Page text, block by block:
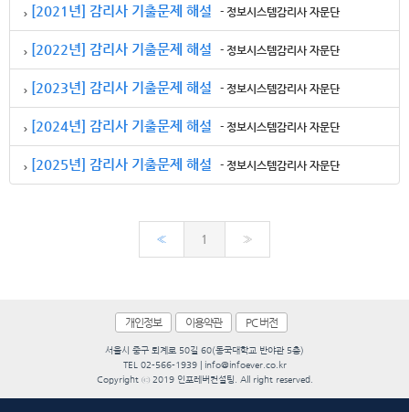
[2021년] 감리사 기출문제 해설 - 정보시스템감리사 자문단
[2022년] 감리사 기출문제 해설 - 정보시스템감리사 자문단
[2023년] 감리사 기출문제 해설 - 정보시스템감리사 자문단
[2024년] 감리사 기출문제 해설 - 정보시스템감리사 자문단
[2025년] 감리사 기출문제 해설 - 정보시스템감리사 자문단
« 1 »
개인정보 이용약관 PC 버전
서울시 중구 퇴계로 50길 60(동국대학교 반야관 5층)
TEL 02-566-1939 | info@infoever.co.kr
Copyright ⓒ 2019 인포레버컨설팅. All right reserved.